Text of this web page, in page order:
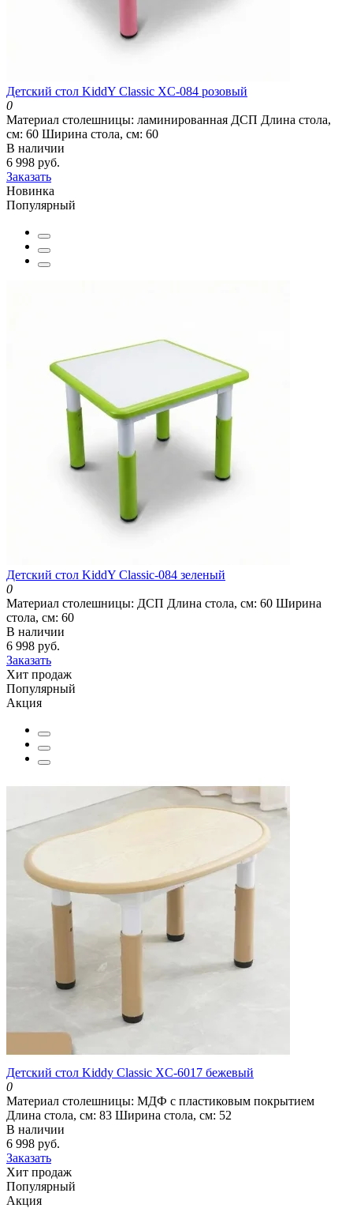
Детский стол KiddY Classic XC-084 розовый
0
Материал столешницы: ламинированная ДСП Длина стола,
см: 60 Ширина стола, см: 60
В наличии
6 998 руб.
Заказать
Новинка
Популярный
Детский стол KiddY Classic-084 зеленый
0
Материал столешницы: ДСП Длина стола, см: 60 Ширина
стола, см: 60
В наличии
6 998 руб.
Заказать
Хит продаж
Популярный
Акция
Детский стол Kiddy Classic XC-6017 бежевый
0
Материал столешницы: МДФ с пластиковым покрытием
Длина стола, см: 83 Ширина стола, см: 52
В наличии
6 998 руб.
Заказать
Хит продаж
Популярный
Акция